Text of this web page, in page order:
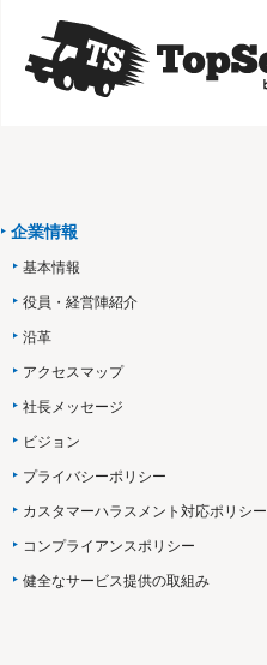
企業情報
基本情報
役員・経営陣紹介
沿革
アクセスマップ
社長メッセージ
ビジョン
プライバシーポリシー
カスタマーハラスメント対応ポリシー
コンプライアンスポリシー
健全なサービス提供の取組み